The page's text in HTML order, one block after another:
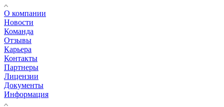
О компании
Новости
Команда
Отзывы
Карьера
Контакты
Партнеры
Лицензии
Документы
Информация